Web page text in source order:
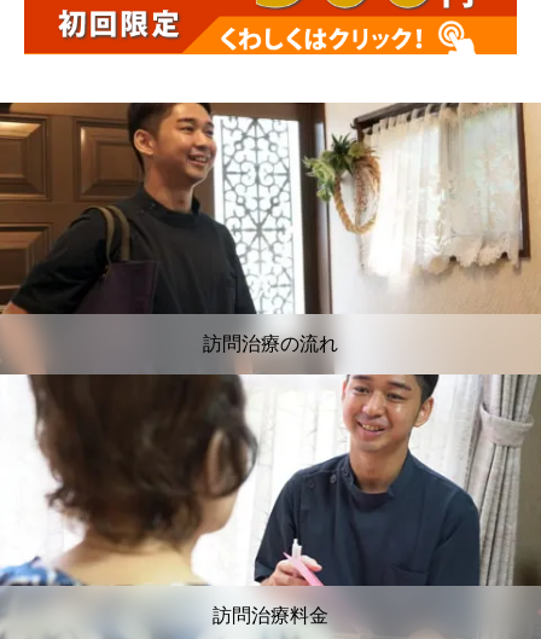
訪問治療の流れ
訪問治療料金